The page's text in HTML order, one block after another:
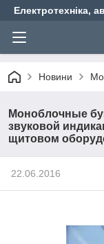
Електротехніка,
Новини
Моноблочные
звуковой
щитовом
22.06.2016